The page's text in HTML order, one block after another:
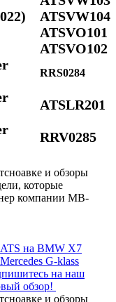
ATSVW104
ATSVO101
ATSVO102
RRS0284
ATSLR201
RRV0285
и обзоры
которые
компании МВ-
на BMW X7
G-klass
на наш
обзор!
и обзоры